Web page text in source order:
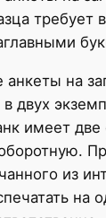
требует
анкеты на
в двух
имеет две
из
на